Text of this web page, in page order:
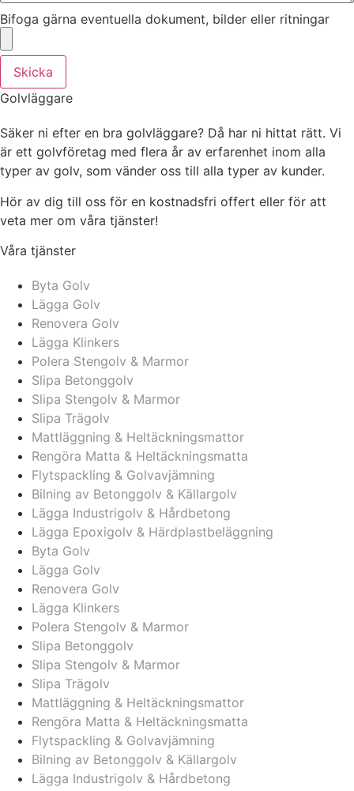
Bifoga gärna eventuella dokument, bilder eller ritningar
Skicka
Golvläggare
Säker ni efter en bra golvläggare? Då har ni hittat rätt. Vi
är ett golvföretag med flera år av erfarenhet inom alla
typer av golv, som vänder oss till alla typer av kunder.
Hör av dig till oss för en kostnadsfri offert eller för att
veta mer om våra tjänster!
Våra tjänster
Byta Golv
Lägga Golv
Renovera Golv
Lägga Klinkers
Polera Stengolv & Marmor
Slipa Betonggolv
Slipa Stengolv & Marmor
Slipa Trägolv
Mattläggning & Heltäckningsmattor
Rengöra Matta & Heltäckningsmatta
Flytspackling & Golvavjämning
Bilning av Betonggolv & Källargolv
Lägga Industrigolv & Hårdbetong
Lägga Epoxigolv & Härdplastbeläggning
Byta Golv
Lägga Golv
Renovera Golv
Lägga Klinkers
Polera Stengolv & Marmor
Slipa Betonggolv
Slipa Stengolv & Marmor
Slipa Trägolv
Mattläggning & Heltäckningsmattor
Rengöra Matta & Heltäckningsmatta
Flytspackling & Golvavjämning
Bilning av Betonggolv & Källargolv
Lägga Industrigolv & Hårdbetong